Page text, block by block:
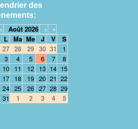
des
< Août 2026 >
»
L Ma Me J V
S
27 28 29 30 31
1
3 4 5 6 7
8
10 11 12 13 14 15
17 18 19 20 21 22
24 25 26 27 28 29
31 1 2 3 4 5